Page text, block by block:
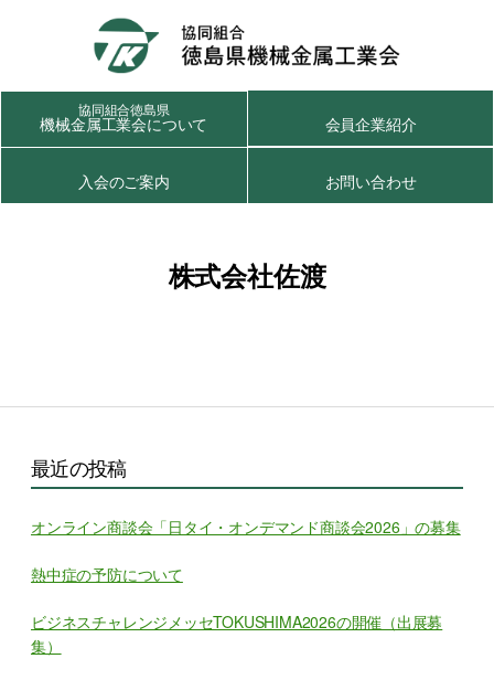
協同組合徳島県
機械金属工業会について 会員企業紹介
入会のご案内 お問い合わせ
株式会社佐渡
最近の投稿
オンライン商談会「日タイ・オンデマンド商談会2026」の募集
熱中症の予防について
ビジネスチャレンジメッセTOKUSHIMA2026の開催（出展募
集）